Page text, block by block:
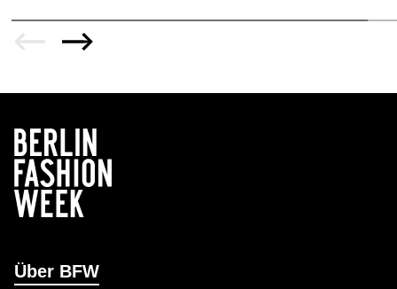
Über BFW